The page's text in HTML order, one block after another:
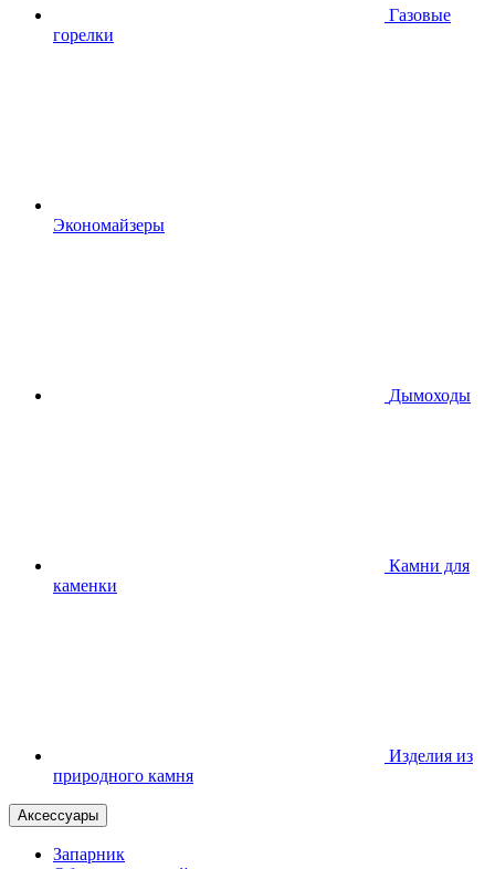
Газовые
горелки
Экономайзеры
Дымоходы
Камни для
каменки
Изделия из
природного камня
Аксессуары
Запарник